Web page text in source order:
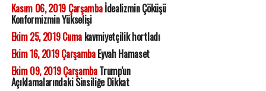
Kasım 06, 2019 Çarşambaİdealizmin Çöküşü
Konformizmin Yükselişi
Ekim 25, 2019 Cumakavmiyetçilik hortladı
Ekim 16, 2019 ÇarşambaEyvah Hamaset
Ekim 09, 2019 ÇarşambaTrump'un
Açıklamalarındaki Sinsiliğe Dikkat